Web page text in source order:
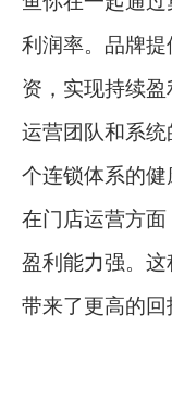
利润率。品牌
资，实现持续
运营团队和系
个连锁体系的健
在门店运营方
盈利能力强。
带来了更高的回